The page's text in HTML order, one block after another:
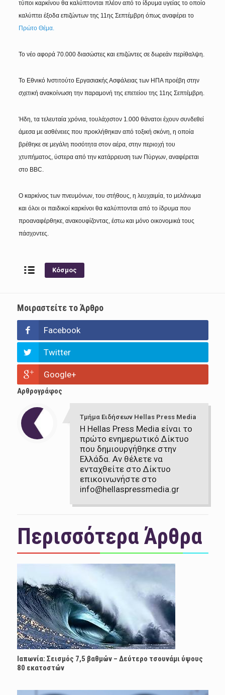
τύποι καρκίνου θα καλύπτονται πλέον από το ίδρυμα υγείας το οποίο
καλύπτει έξοδα επιζώντων της 11ης Σεπτέμβρη όπως αναφέρει το
Πρώτο Θέμα.
Το νέο αφορά 70.000 διασώστες και επιζώντες σε δωρεάν περίθαλψη.
Το Εθνικό Ινστιτούτο Εργασιακής Ασφάλειας των ΗΠΑ προέβη στην
σχετική ανακοίνωση την παραμονή της επετείου της 11ης Σεπτέμβρη.
Ήδη, τα τελευταία χρόνια, τουλάχιστον 1.000 θάνατοι έχουν συνδεθεί
άμεσα με ασθένειες που προκλήθηκαν από τοξική σκόνη, η οποία
βρέθηκε σε μεγάλη ποσότητα στον αέρα, στην περιοχή του
χτυπήματος, ύστερα από την κατάρρευση των Πύργων, αναφέρεται
στο BBC.
Ο καρκίνος των πνευμόνων, του στήθους, η λευχαιμία, το μελάνωμα
και όλοι οι παιδικοί καρκίνοι θα καλύπτονται από το ίδρυμα που
προαναφέρθηκε, ανακουφίζοντας, έστω και μόνο οικονομικά τους
πάσχοντες.
Κόσμος
Μοιραστείτε το Άρθρο
Facebook
Twitter
Google+
Αρθρογράφος
Τμήμα Ειδήσεων Hellas Press Media
Η Hellas Press Media είναι το
πρώτο ενημερωτικό Δίκτυο
που δημιουργήθηκε στην
Ελλάδα. Αν θέλετε να
ενταχθείτε στο Δίκτυο
επικοινωνήστε στο
info@hellaspressmedia.gr
Περισσότερα Άρθρα
Ιαπωνία: Σεισμός 7,5 βαθμών – Δεύτερο τσουνάμι ύψους
80 εκατοστών